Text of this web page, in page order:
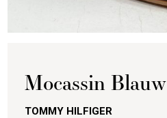
Mocassin Blauw
TOMMY HILFIGER